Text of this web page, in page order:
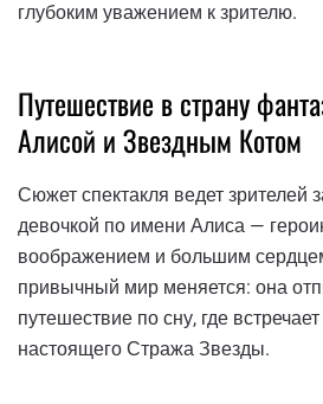
глубоким уважением к зрителю.
Путешествие в страну
Алисой и Звездным Котом
Сюжет спектакля ведет зрителей
девочкой по имени Алиса —
воображением и большим
привычный мир меняется: она
путешествие по сну, где
настоящего Стража Звезды.